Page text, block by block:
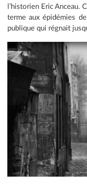
l’historien Eric Anceau.
terme aux épidémies
publique qui régnait